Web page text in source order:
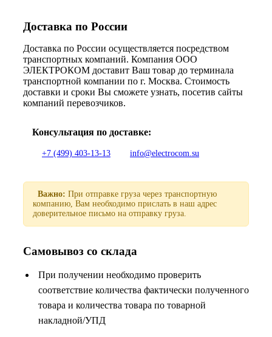
Доставка по России
Доставка по России осуществляется посредством
транспортных компаний. Компания ООО
ЭЛЕКТРОКОМ доставит Ваш товар до терминала
транспортной компании по г. Москва. Стоимость
доставки и сроки Вы сможете узнать, посетив сайты
компаний перевозчиков.
Консультация по доставке:
+7 (499) 403-13-13 info@electrocom.su
Важно: При отправке груза через транспортную
компанию, Вам необходимо прислать в наш адрес
доверительное письмо на отправку груза.
Самовывоз со склада
При получении необходимо проверить
соответствие количества фактически полученного
товара и количества товара по товарной
накладной/УПД